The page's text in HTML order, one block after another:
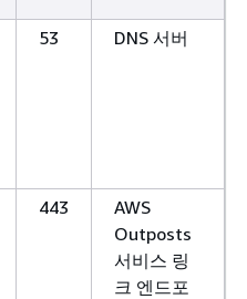
53 DNS 서버
443
AWS
Outposts
서비스 링
크 엔드포